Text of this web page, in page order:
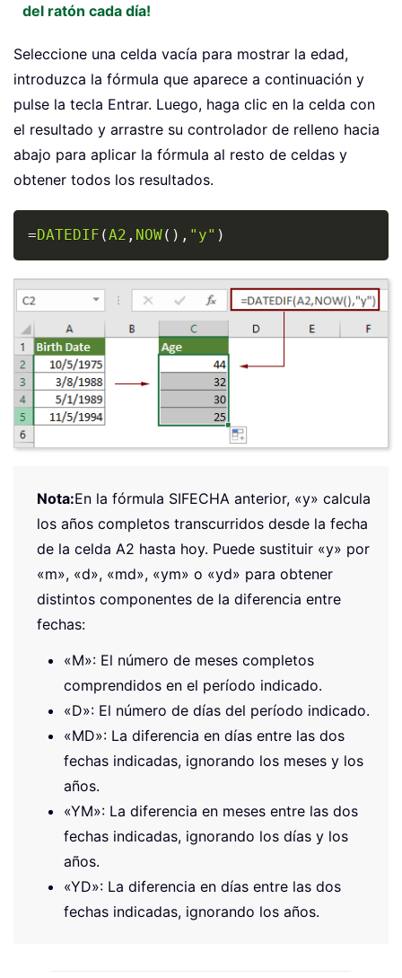
del ratón cada día!
Seleccione una celda vacía para mostrar la edad,
introduzca la fórmula que aparece a continuación y
pulse la tecla Entrar. Luego, haga clic en la celda con
el resultado y arrastre su controlador de relleno hacia
abajo para aplicar la fórmula al resto de celdas y
obtener todos los resultados.
=DATEDIF (A2 , NOW( ) , "y" )
Nota:En la fórmula SIFECHA anterior, «y» calcula
los años completos transcurridos desde la fecha
de la celda A2 hasta hoy. Puede sustituir «y» por
«m», «d», «md», «ym» o «yd» para obtener
distintos componentes de la diferencia entre
fechas:
«M»: El número de meses completos
comprendidos en el período indicado.
«D»: El número de días del período indicado.
«MD»: La diferencia en días entre las dos
fechas indicadas, ignorando los meses y los
años.
«YM»: La diferencia en meses entre las dos
fechas indicadas, ignorando los días y los
años.
«YD»: La diferencia en días entre las dos
fechas indicadas, ignorando los años.